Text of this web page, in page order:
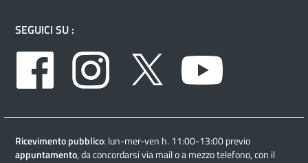
SEGUICI SU :
Facebook
Instagram Twitter
Ricevimento pubblico: lun-mer-ven h. 11:00-13:00 previo
appuntamento, da concordarsi via mail o a mezzo telefono, con il